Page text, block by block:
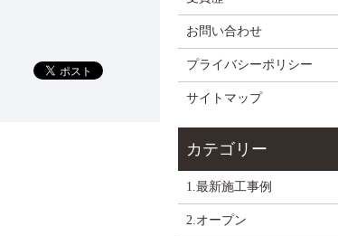
お問い合わせ
プライバシーポリシー
サイトマップ
1.最新施工事例
2.オープン